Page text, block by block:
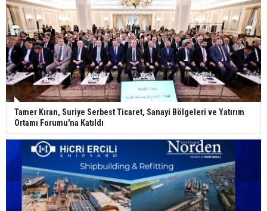
Tamer Kıran, Suriye Serbest Ticaret, Sanayi Bölgeleri ve Yatırım
Ortamı Forumu'na Katıldı